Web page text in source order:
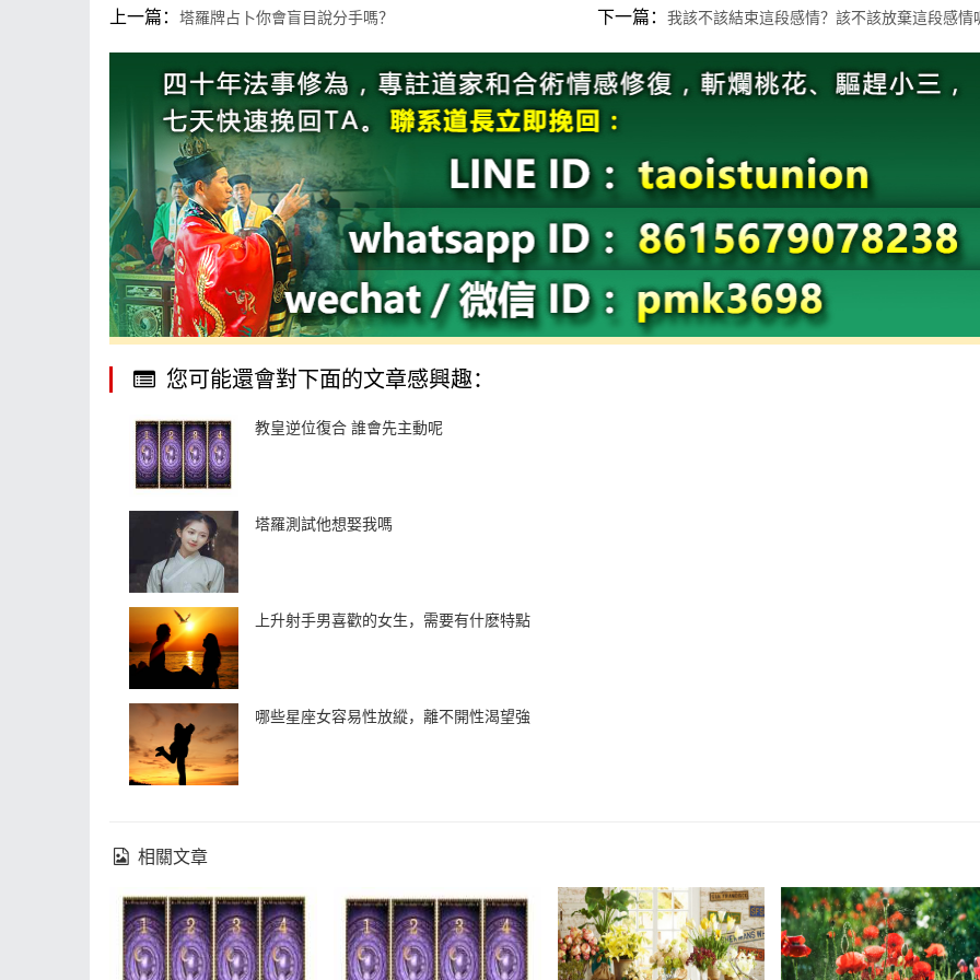
上一篇： 塔羅牌占卜你會盲目說分手嗎？ 下一篇： 我該不該結束這段感情？該不該放棄這段感情
您可能還會對下面的文章感興趣：
教皇逆位復合 誰會先主動呢
塔羅測試他想娶我嗎
上升射手男喜歡的女生，需要有什麽特點
哪些星座女容易性放縱，離不開性渴望強
相關文章